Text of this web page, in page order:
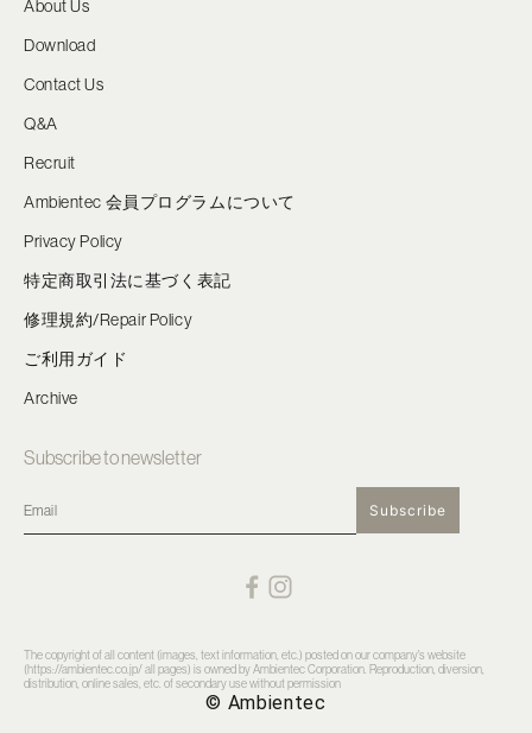
About Us
Download
Contact Us
Q&A
Recruit
Ambientec 会員プログラムについて
Privacy Policy
特定商取引法に基づく表記
修理規約/Repair Policy
ご利用ガイド
Archive
Subscribe to newsletter
Subscribe
© Ambientec
The copyright of all content (images, text information, etc.) posted on our company's website
(https://ambientec.co.jp/ all pages) is owned by Ambientec Corporation. Reproduction, diversion,
distribution, online sales, etc. of secondary use without permission